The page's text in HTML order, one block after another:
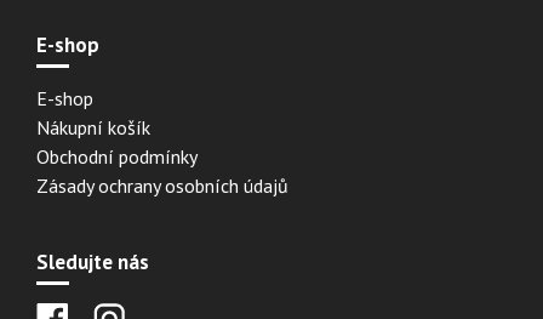
E-shop
E-shop
Nákupní košík
Obchodní podmínky
Zásady ochrany osobních údajů
Sledujte nás